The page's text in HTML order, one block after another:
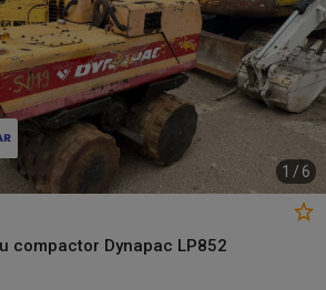
1 /6
compactor Dynapac LP852